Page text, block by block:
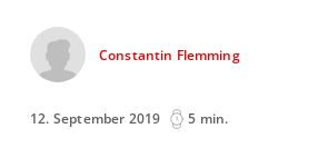
Constantin Flemming
12. September 2019 5 min.